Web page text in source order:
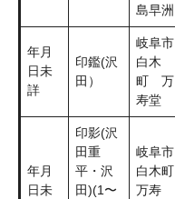
島早洲
年月
日未
詳
印鑑(沢
田）
岐阜市
白木
町 万
寿堂
年月
日未
印影(沢
田重
平・沢
田)(1〜
岐阜市
白木町
万寿